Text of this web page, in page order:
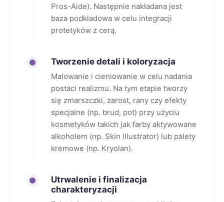
Pros-Aide). Następnie nakładana jest
baza podkładowa w celu integracji
protetyków z cerą.
Tworzenie detali i koloryzacja
Malowanie i cieniowanie w celu nadania
postaci realizmu. Na tym etapie tworzy
się zmarszczki, zarost, rany czy efekty
specjalne (np. brud, pot) przy użyciu
kosmetyków takich jak farby aktywowane
alkoholem (np. Skin Illustrator) lub palety
kremowe (np. Kryolan).
Utrwalenie i finalizacja
charakteryzacji